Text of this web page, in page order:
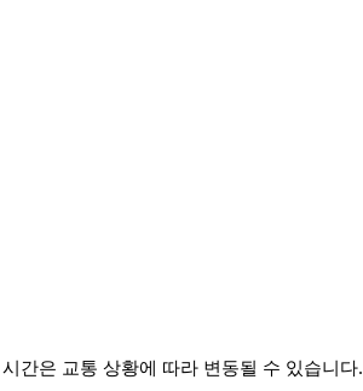
간은 교통 상황에 따라 변동될 수 있습니다.